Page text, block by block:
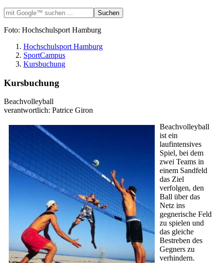
Foto: Hochschulsport Hamburg
Hochschulsport Hamburg
SportCampus
Kursbuchung
Kursbuchung
Beachvolleyball
verantwortlich: Patrice Giron
Beachvolleyball
ist ein
laufintensives
Spiel, bei dem
zwei Teams in
einem Sandfeld
das Ziel
verfolgen, den
Ball über das
Netz ins
gegnerische Feld
zu spielen und
das gleiche
Bestreben des
Gegners zu
verhindern.